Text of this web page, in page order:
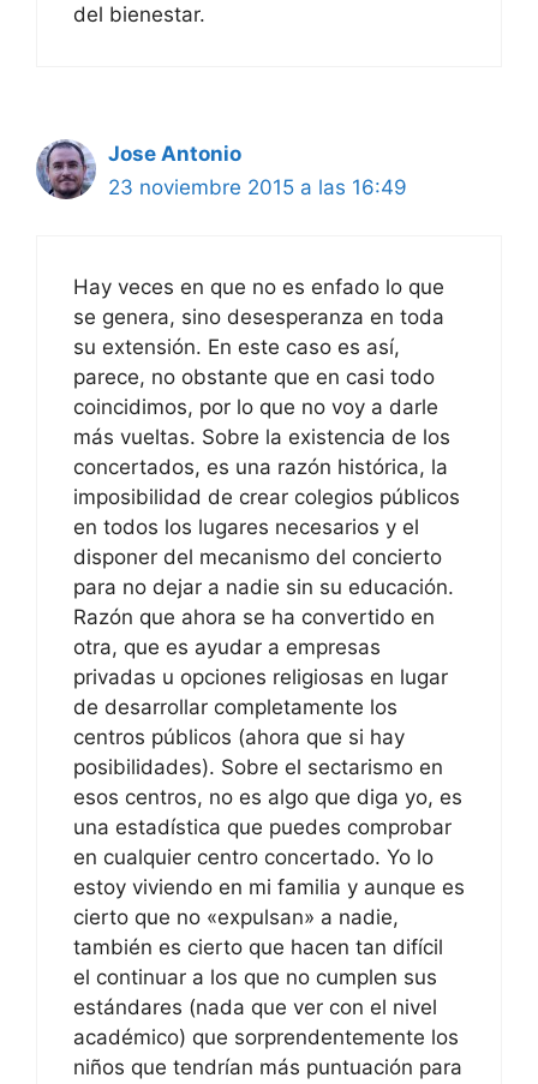
del bienestar.
Jose Antonio
23 noviembre 2015 a las 16:49
Hay veces en que no es enfado lo que
se genera, sino desesperanza en toda
su extensión. En este caso es así,
parece, no obstante que en casi todo
coincidimos, por lo que no voy a darle
más vueltas. Sobre la existencia de los
concertados, es una razón histórica, la
imposibilidad de crear colegios públicos
en todos los lugares necesarios y el
disponer del mecanismo del concierto
para no dejar a nadie sin su educación.
Razón que ahora se ha convertido en
otra, que es ayudar a empresas
privadas u opciones religiosas en lugar
de desarrollar completamente los
centros públicos (ahora que si hay
posibilidades). Sobre el sectarismo en
esos centros, no es algo que diga yo, es
una estadística que puedes comprobar
en cualquier centro concertado. Yo lo
estoy viviendo en mi familia y aunque es
cierto que no «expulsan» a nadie,
también es cierto que hacen tan difícil
el continuar a los que no cumplen sus
estándares (nada que ver con el nivel
académico) que sorprendentemente los
niños que tendrían más puntuación para